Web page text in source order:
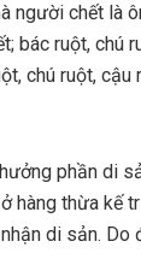
người chết là
bác ruột, chú
chú ruột,
phần di
hàng thừa kế
di sản.